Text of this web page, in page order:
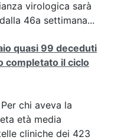
virologica sarà
46a settimana...
quasi 99 deceduti
completato il ciclo
chi aveva la
età media
cliniche dei 423